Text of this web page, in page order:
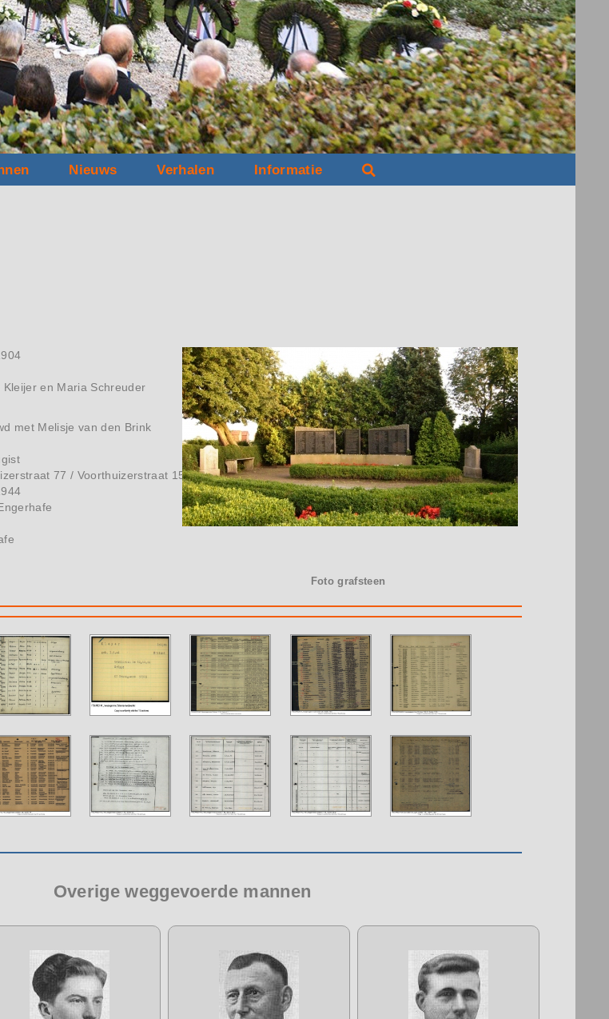
Nieuws Verhalen Informatie
Kleijer en Maria Schreuder
met Melisje van den Brink
77 / Voorthuizerstraat 15
Foto grafsteen
Overige weggevoerde mannen